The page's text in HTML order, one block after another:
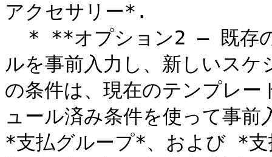
アクセサリー*.
ルを事前入力し、新しいス
の条件は、現在のテンプレ
ュール済み条件を使って事
*支払グループ*、および *